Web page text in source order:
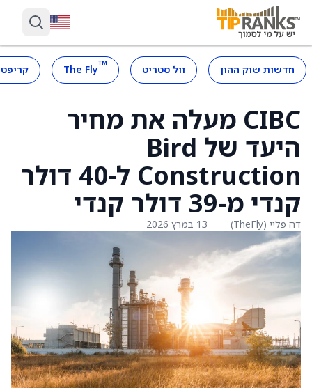
חדשות שוק ההון וול סטריט ™
The Fly
CIBC מעלה את מחיר
היעד של Bird
Construction ל-40 דולר
קנדי מ-39 דולר קנדי
דה פליי (TheFly) 13 במרץ 2026